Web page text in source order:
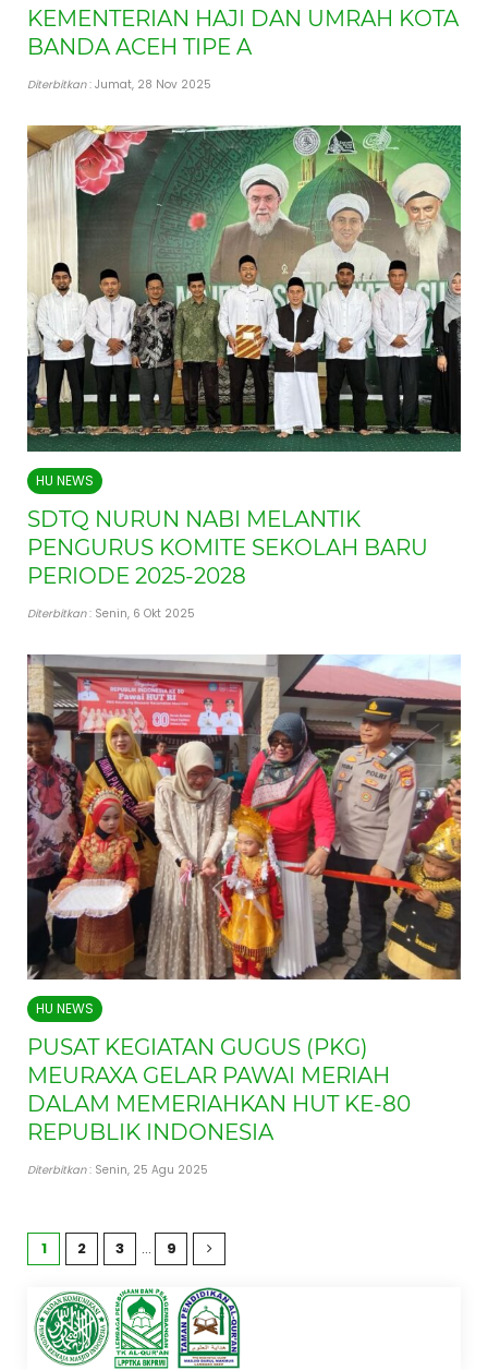
KEMENTERIAN HAJI DAN UMRAH KOTA
BANDA ACEH TIPE A
Diterbitkan: Jumat, 28 Nov 2025
HU NEWS
SDTQ NURUN NABI MELANTIK
PENGURUS KOMITE SEKOLAH BARU
PERIODE 2025-2028
Diterbitkan: Senin, 6 Okt 2025
HU NEWS
PUSAT KEGIATAN GUGUS (PKG)
MEURAXA GELAR PAWAI MERIAH
DALAM MEMERIAHKAN HUT KE-80
REPUBLIK INDONESIA
Diterbitkan: Senin, 25 Agu 2025
1 2 3 … 9